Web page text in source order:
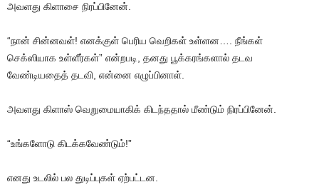
அவளது கிளாசை நிரப்பினேன்.
“நான் சின்னவள்! எனக்குள் பெரிய வெறிகள் உள்ளன…. நீங்கள்
செக்ஸியாக உள்ளீர்கள்” என்றபடி, தனது பூக்கரங்களால் தடவ
வேண்டியதைத் தடவி, என்னை எழுப்பினாள்.
அவளது கிளாஸ் வெறுமையாகிக் கிடந்ததால் மீண்டும் நிரப்பினேன்.
“உங்களோடு கிடக்கவேண்டும்!”
எனது உடலில் பல துடிப்புகள் ஏற்பட்டன.